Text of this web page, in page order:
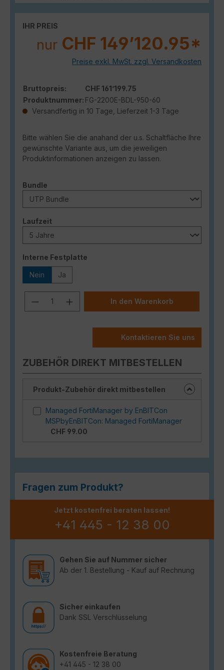
IHR PREIS
nur CHF 149’120.95*
Preise exkl. MwSt. zzgl. Versandkosten
Bruttopreis:
CHF 161’199.75
Produktnummer: FG-2200E-BDL-950-60
Versandfertig in 10 Tage, Lieferzeit 1-3 Tage
Bitte wählen Sie die anahand der u.s. Schaltfläche Ihre
gewünschte Variante aus, um die jeweiligen
Produktinformationen anzeigen zu lassen.
Bundle
Laufzeitauswählen
Interne Festplatte
Nein Ja
Produkt Anzahl: Gib den
In den Warenkorb
Kontaktieren Sie uns
ZUBEHÖR DIREKT MITBESTELLEN
Produkt-Zubehör direkt mitbestellen
Managed FortiManager by EnBITCon
MSPbyEnBITCon: Managed FortiManager
CHF 99.00
Fragen zum Produkt?
Jetzt kostenfrei beraten lassen!
+41 445 - 12 38 00
Gehen Sie auf Nummer sicher
Ab der 1. Bestellung - Kauf auf Rechnung
Sicher einkaufen
Dank SSL Verschlüsselung
Kostenfreie Beratung
+41 445 - 12 38 00